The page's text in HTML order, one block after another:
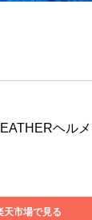
ヘル
天市場で見る